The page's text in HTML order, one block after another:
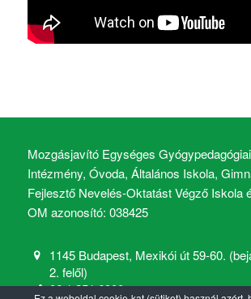
Mozgásjavító Egységes
Intézmény, Óvoda, Általános Iskola,
Fejlesztő Nevelés-Oktatást Végző Iskola
OM azonosító: 038425
1145 Budapest, Mexikói út 59-60.
2. felől)
06 1 251 6900